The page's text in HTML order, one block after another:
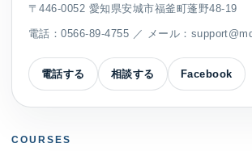
〒446-0052 愛知県安城市福釜町蓬野48-19
電話：0566-89-4755 ／ メール：
電話する 相談する Facebook
COURSES